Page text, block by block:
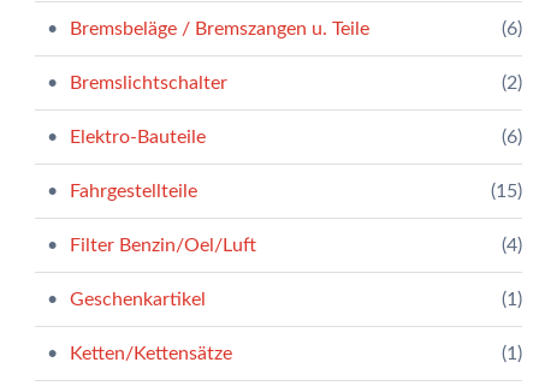
Bremsbeläge / Bremszangen u. Teile (6)
Bremslichtschalter (2)
Elektro-Bauteile (6)
Fahrgestellteile (15)
Filter Benzin/Oel/Luft (4)
Geschenkartikel (1)
Ketten/Kettensätze (1)